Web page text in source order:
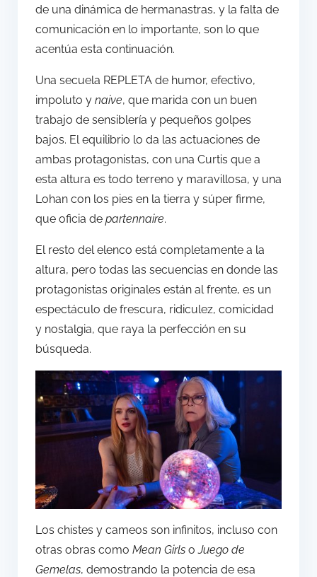
de una dinámica de hermanastras, y la falta de
comunicación en lo importante, son lo que
acentúa esta continuación.
Una secuela REPLETA de humor, efectivo,
impoluto y naive, que marida con un buen
trabajo de sensiblería y pequeños golpes
bajos. El equilibrio lo da las actuaciones de
ambas protagonistas, con una Curtis que a
esta altura es todo terreno y maravillosa, y una
Lohan con los pies en la tierra y súper firme,
que oficia de partennaire.
El resto del elenco está completamente a la
altura, pero todas las secuencias en donde las
protagonistas originales están al frente, es un
espectáculo de frescura, ridiculez, comicidad
y nostalgia, que raya la perfección en su
búsqueda.
Los chistes y cameos son infinitos, incluso con
otras obras como Mean Girls oJuego de
Gemelas, demostrando la potencia de esa